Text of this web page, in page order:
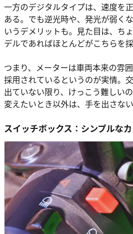
一方のデジタルタイプは、速度を
ある。でも逆光時や、発光が弱く
いうデメリットも。見た目は、ち
デルであればほとんどがこちらを
つまり、メーターは車両本来の雰
採用されているというのが実情。
出ていない限り、けっこう難しい
変えたいとき以外は、手を出さな
スイッチボックス：シンプルな